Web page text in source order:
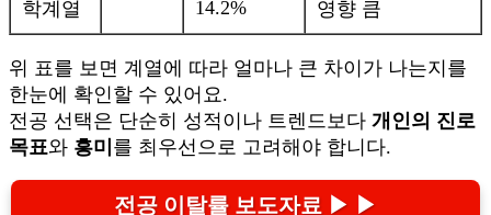
학계열
14.2%
영향 큼
위 표를 보면 계열에 따라 얼마나 큰 차이가 나는지를
한눈에 확인할 수 있어요.
전공 선택은 단순히 성적이나 트렌드보다 개인의 진로
목표와 흥미 를 최우선으로 고려해야 합니다.
전공 이탈률 보도자료 ▶ ▶